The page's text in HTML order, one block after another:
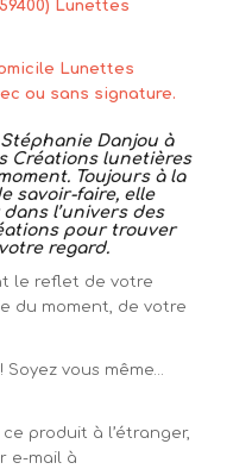
Lunettes
Lunettes
ou sans signature.
Danjou à
Créations lunetières
Toujours à la
savoir-faire, elle
l’univers des
pour trouver
regard.
le reflet de votre
du moment, de votre
vous même…
produit à l’étranger,
e-mail à